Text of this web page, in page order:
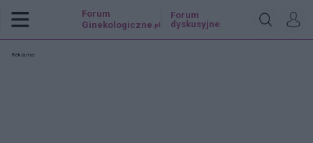
Forum
Ginekologiczne .pl
Forum
dyskusyjne
Reklama: